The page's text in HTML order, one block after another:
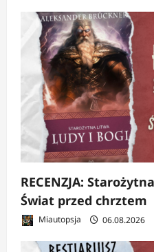
RECENZJA:
Świat przed chrztem
Miautopsja 06.08.2026